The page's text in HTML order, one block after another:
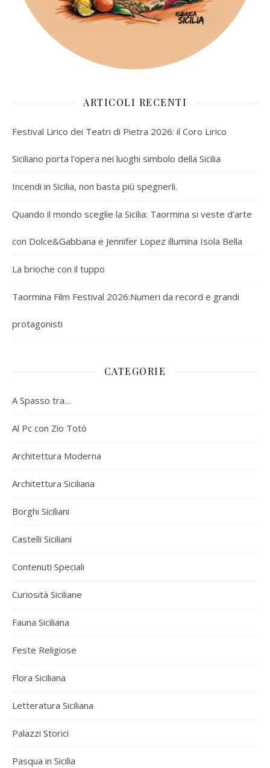
ARTICOLI RECENTI
Festival Lirico dei Teatri di Pietra 2026: il Coro Lirico
Siciliano porta l’opera nei luoghi simbolo della Sicilia
Incendi in Sicilia, non basta più spegnerli.
Quando il mondo sceglie la Sicilia: Taormina si veste d’arte
con Dolce&Gabbana e Jennifer Lopez illumina Isola Bella
La brioche con il tuppo
Taormina Film Festival 2026:Numeri da record e grandi
protagonisti
CATEGORIE
A Spasso tra…
Al Pc con Zio Totò
Architettura Moderna
Architettura Siciliana
Borghi Siciliani
Castelli Siciliani
Contenuti Speciali
Curiosità Siciliane
Fauna Siciliana
Feste Religiose
Flora Siciliana
Letteratura Siciliana
Palazzi Storici
Pasqua in Sicilia